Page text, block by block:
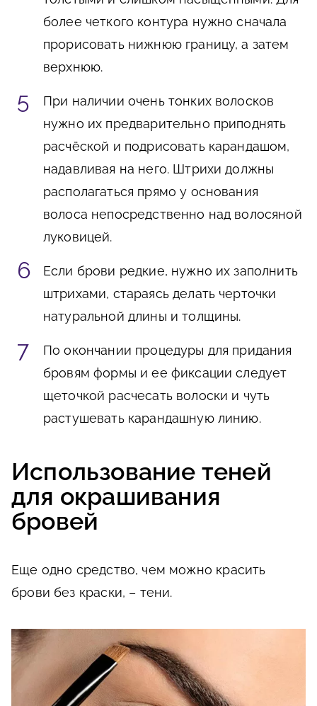
более четкого контура нужно сначала
прорисовать нижнюю границу, а затем
верхнюю.
При наличии очень тонких волосков
нужно их предварительно приподнять
расчёской и подрисовать карандашом,
надавливая на него. Штрихи должны
располагаться прямо у основания
волоса непосредственно над волосяной
луковицей.
Если брови редкие, нужно их заполнить
штрихами, стараясь делать черточки
натуральной длины и толщины.
По окончании процедуры для придания
бровям формы и ее фиксации следует
щеточкой расчесать волоски и чуть
растушевать карандашную линию.
Использование теней
для окрашивания
бровей
Еще одно средство, чем можно красить
брови без краски, – тени.